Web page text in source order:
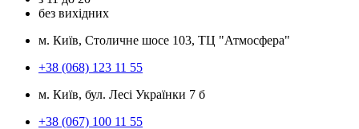
без вихідних
м. Київ, Столичне шосе 103, ТЦ "Атмосфера"
+38 (068) 123 11 55
м. Київ, бул. Лесі Українки 7 б
+38 (067) 100 11 55